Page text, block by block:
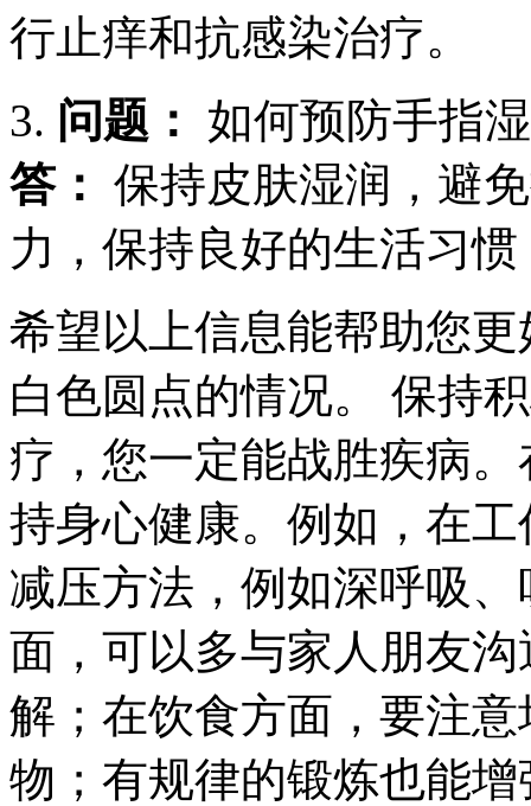
行止痒和抗感染治疗。
3. 问题：
如何预防手指
答： 保持皮肤湿润，避
力，保持良好的生活习
希望以上信息能帮助您
白色圆点的情况。 保持
疗，您一定能战胜疾病
持身心健康。例如，在
减压方法，例如深呼吸
面，可以多与家人朋友
解；在饮食方面，要注
物；有规律的锻炼也能